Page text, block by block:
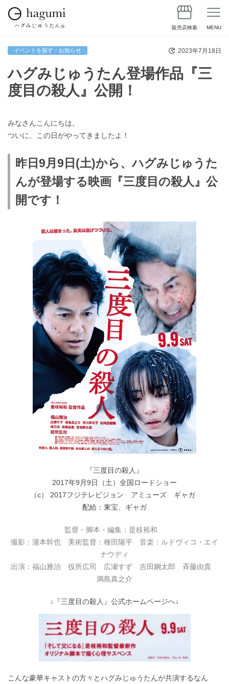
販売店検索 MENU
ハグみじゅうたん登場作品『三
度目の殺人』公開！
イベントを探す・お知らせ 2023年7月18日
みなさんこんにちは。
ついに、この日がやってきましたよ！
昨日9月9日(土)から、ハグみじゅうた
んが登場する映画『三度目の殺人』公
開です！
『三度目の殺人』
2017年9月9日（土）全国ロードショー
（c） 2017フジテレビジョン アミューズ ギャガ
配給：東宝、ギャガ
監督・脚本・編集：是枝裕和
撮影：瀧本幹也 美術監督：種田陽平 音楽：ルドヴィコ・エイ
ナウディ
出演：福山雅治 役所広司 広瀬すず 吉田鋼太郎 斉藤由貴
満島真之介
↓『三度目の殺人』公式ホームページへ↓
こんな豪華キャストの方々とハグみじゅうたんが共演するなん